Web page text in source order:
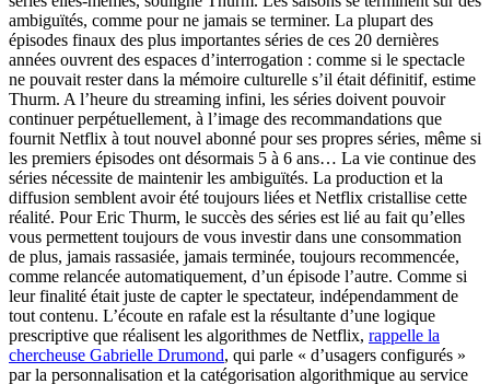
ambiguïtés, comme pour ne jamais se terminer. La plupart des
épisodes finaux des plus importantes séries de ces 20 dernières
années ouvrent des espaces d’interrogation : comme si le spectacle
ne pouvait rester dans la mémoire culturelle s’il était définitif, estime
Thurm. A l’heure du streaming infini, les séries doivent pouvoir
continuer perpétuellement, à l’image des recommandations que
fournit Netflix à tout nouvel abonné pour ses propres séries, même si
les premiers épisodes ont désormais 5 à 6 ans… La vie continue des
séries nécessite de maintenir les ambiguïtés. La production et la
diffusion semblent avoir été toujours liées et Netflix cristallise cette
réalité. Pour Eric Thurm, le succès des séries est lié au fait qu’elles
vous permettent toujours de vous investir dans une consommation
de plus, jamais rassasiée, jamais terminée, toujours recommencée,
comme relancée automatiquement, d’un épisode l’autre. Comme si
leur finalité était juste de capter le spectateur, indépendamment de
tout contenu. L’écoute en rafale est la résultante d’une logique
prescriptive que réalisent les algorithmes de Netflix, rappelle la
chercheuse Gabrielle Drumond, qui parle « d’usagers configurés »
par la personnalisation et la catégorisation algorithmique au service